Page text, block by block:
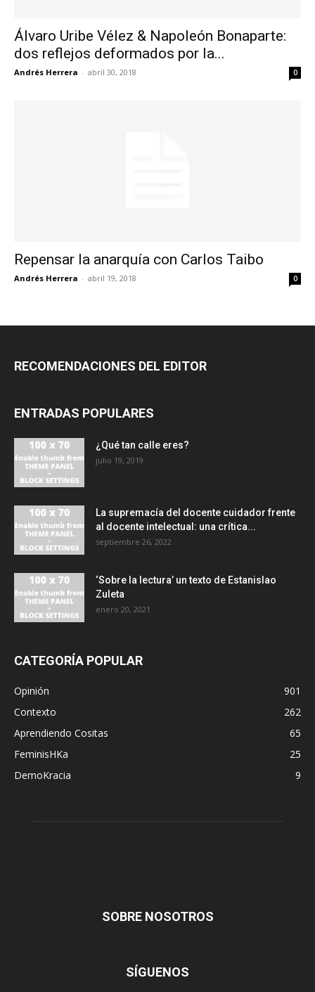
Álvaro Uribe Vélez & Napoleón Bonaparte:
dos reflejos deformados por la...
Andrés Herrera - abril 30, 2018 0
Repensar la anarquía con Carlos Taibo
Andrés Herrera - abril 19, 2018 0
RECOMENDACIONES DEL EDITOR
ENTRADAS POPULARES
¿Qué tan calle eres?
julio 19, 2019
La supremacía del docente cuidador frente
al docente intelectual: una crítica...
septiembre 26, 2022
‘Sobre la lectura’ un texto de Estanislao
Zuleta
enero 20, 2021
CATEGORÍA POPULAR
Opinión
901
Contexto
262
Aprendiendo Cositas
65
FeminisHKa
25
DemoKracia
9
SOBRE NOSOTROS
SÍGUENOS